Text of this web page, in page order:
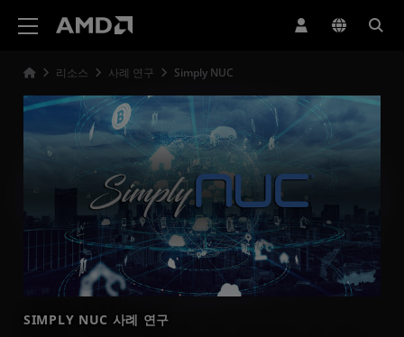
리소스 사례 연구 Simply NUC
SIMPLY NUC 사례 연구